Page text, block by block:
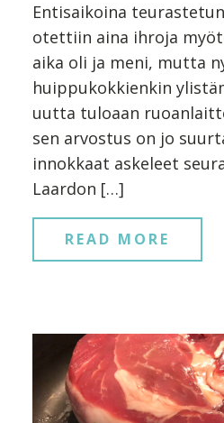
Entisaikoina
otettiin aina ihroja
aika oli ja meni, mutta
huippukokkienkin
uutta tuloaan
sen arvostus on jo
innokkaat askeleet
Laardon […]
READ MORE